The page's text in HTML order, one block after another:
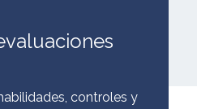
controles y